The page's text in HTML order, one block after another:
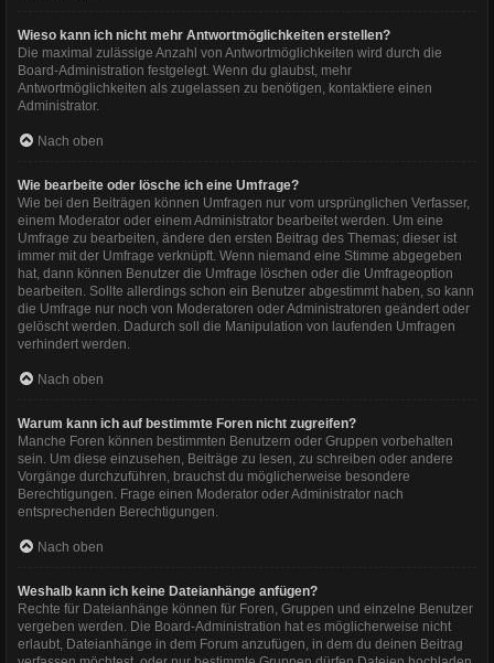
Wieso kann ich nicht mehr Antwortmöglichkeiten erstellen?
Die maximal zulässige Anzahl von Antwortmöglichkeiten wird durch die
Board-Administration festgelegt. Wenn du glaubst, mehr
Antwortmöglichkeiten als zugelassen zu benötigen, kontaktiere einen
Administrator.
Nach oben
Wie bearbeite oder lösche ich eine Umfrage?
Wie bei den Beiträgen können Umfragen nur vom ursprünglichen Verfasser,
einem Moderator oder einem Administrator bearbeitet werden. Um eine
Umfrage zu bearbeiten, ändere den ersten Beitrag des Themas; dieser ist
immer mit der Umfrage verknüpft. Wenn niemand eine Stimme abgegeben
hat, dann können Benutzer die Umfrage löschen oder die Umfrageoption
bearbeiten. Sollte allerdings schon ein Benutzer abgestimmt haben, so kann
die Umfrage nur noch von Moderatoren oder Administratoren geändert oder
gelöscht werden. Dadurch soll die Manipulation von laufenden Umfragen
verhindert werden.
Nach oben
Warum kann ich auf bestimmte Foren nicht zugreifen?
Manche Foren können bestimmten Benutzern oder Gruppen vorbehalten
sein. Um diese einzusehen, Beiträge zu lesen, zu schreiben oder andere
Vorgänge durchzuführen, brauchst du möglicherweise besondere
Berechtigungen. Frage einen Moderator oder Administrator nach
entsprechenden Berechtigungen.
Nach oben
Weshalb kann ich keine Dateianhänge anfügen?
Rechte für Dateianhänge können für Foren, Gruppen und einzelne Benutzer
vergeben werden. Die Board-Administration hat es möglicherweise nicht
erlaubt, Dateianhänge in dem Forum anzufügen, in dem du deinen Beitrag